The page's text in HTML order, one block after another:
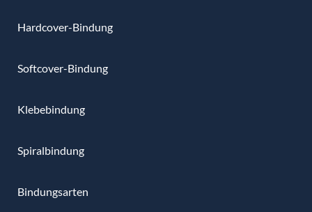
Hardcover-Bindung
Softcover-Bindung
Klebebindung
Spiralbindung
Bindungsarten